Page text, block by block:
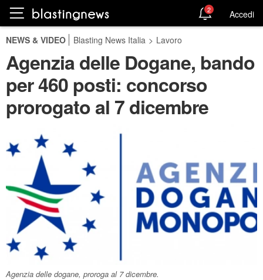
2 Accedi
NEWS & VIDEO Blasting News Italia > Lavoro
Agenzia delle Dogane, bando
per 460 posti: concorso
prorogato al 7 dicembre
Agenzia delle dogane, proroga al 7 dicembre.